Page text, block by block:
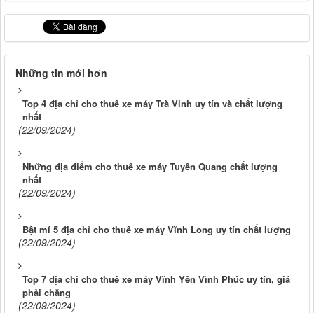
Những tin mới hơn
Top 4 địa chỉ cho thuê xe máy Trà Vinh uy tín và chất lượng
nhất
(22/09/2024)
Những địa điểm cho thuê xe máy Tuyên Quang chất lượng
nhất
(22/09/2024)
Bật mí 5 địa chỉ cho thuê xe máy Vĩnh Long uy tín chất lượng
(22/09/2024)
Top 7 địa chỉ cho thuê xe máy Vĩnh Yên Vĩnh Phúc uy tín, giá
phải chăng
(22/09/2024)